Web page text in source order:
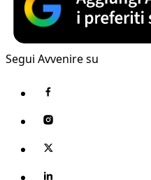
Segui Avvenire su